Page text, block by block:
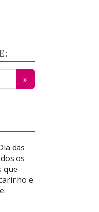
das
os
que
e